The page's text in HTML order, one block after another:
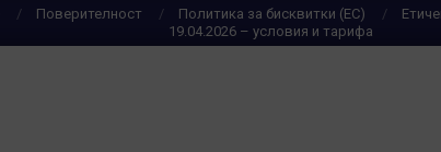
Поверителност Политика за бисквитки (ЕС)
19.04.2026 – условия и тарифа